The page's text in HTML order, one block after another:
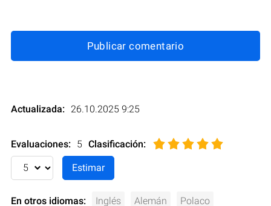
Publicar comentario
Actualizada: 26.10.2025 9:25
Evaluaciones: 5 Clasificación:
En otros idiomas: Inglés Alemán Polaco